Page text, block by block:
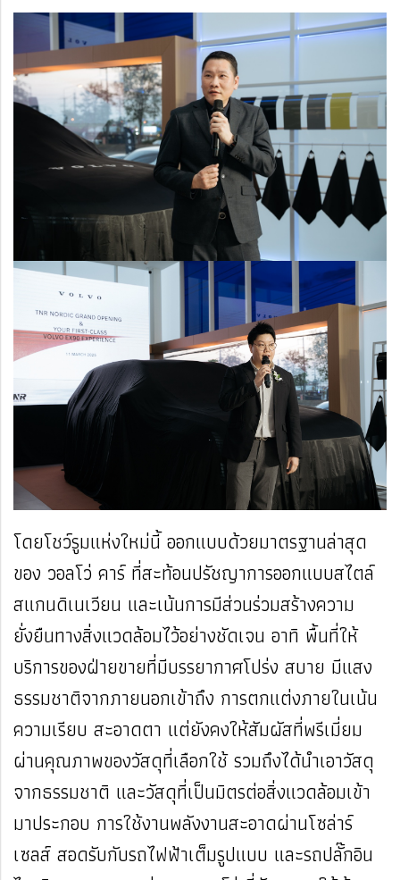
โดยโชว์รูมแห่งใหม่นี้ ออกแบบด้วยมาตรฐานล่าสุด
ของ วอลโว่ คาร์ ที่สะท้อนปรัชญาการออกแบบสไตล์
สแกนดิเนเวียน และเน้นการมีส่วนร่วมสร้างความ
ยั่งยืนทางสิ่งแวดล้อมไว้อย่างชัดเจน อาทิ พื้นที่ให้
บริการของฝ่ายขายที่มีบรรยากาศโปร่ง สบาย มีแสง
ธรรมชาติจากภายนอกเข้าถึง การตกแต่งภายในเน้น
ความเรียบ สะอาดตา แต่ยังคงให้สัมผัสที่พรีเมี่ยม
ผ่านคุณภาพของวัสดุที่เลือกใช้ รวมถึงได้นำเอาวัสดุ
จากธรรมชาติ และวัสดุที่เป็นมิตรต่อสิ่งแวดล้อมเข้า
มาประกอบ การใช้งานพลังงานสะอาดผ่านโซล่าร์
เซลส์ สอดรับกับรถไฟฟ้าเต็มรูปแบบ และรถปลั๊กอิน